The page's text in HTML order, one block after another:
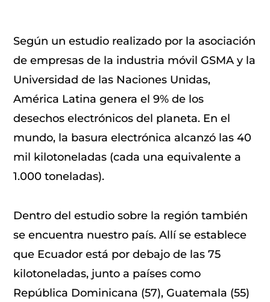
Según un estudio realizado por la asociación
de empresas de la industria móvil GSMA y la
Universidad de las Naciones Unidas,
América Latina genera el 9% de los
desechos electrónicos del planeta. En el
mundo, la basura electrónica alcanzó las 40
mil kilotoneladas (cada una equivalente a
1.000 toneladas).
Dentro del estudio sobre la región también
se encuentra nuestro país. Allí se establece
que Ecuador está por debajo de las 75
kilotoneladas, junto a países como
República Dominicana (57), Guatemala (55)